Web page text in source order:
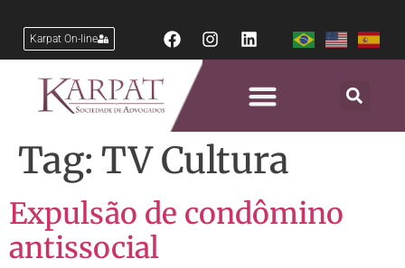
Karpat On-line
Tag: TV Cultura
Expulsão de condômino
antissocial